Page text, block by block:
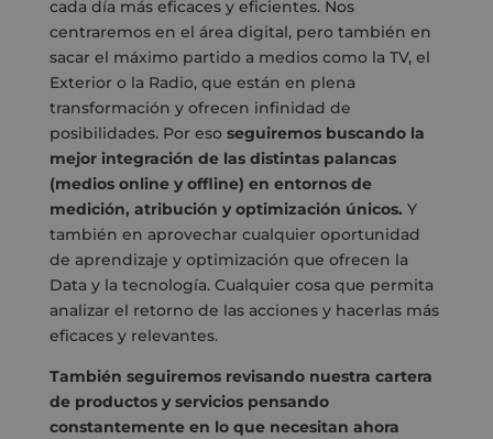
cada día más eficaces y eficientes. Nos
centraremos en el área digital, pero también en
sacar el máximo partido a medios como la TV, el
Exterior o la Radio, que están en plena
transformación y ofrecen infinidad de
posibilidades. Por eso seguiremos buscando la
mejor integración de las distintas palancas
(medios online y offline) en entornos de
medición, atribución y optimización únicos. Y
también en aprovechar cualquier oportunidad
de aprendizaje y optimización que ofrecen la
Data y la tecnología. Cualquier cosa que permita
analizar el retorno de las acciones y hacerlas más
eficaces y relevantes.
También seguiremos revisando nuestra cartera
de productos y servicios pensando
constantemente en lo que necesitan ahora